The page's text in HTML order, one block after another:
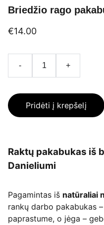
Briedžio rago
€14.00
- +
Pridėti į krepšelį
Raktų pakabukas iš
Danieliumi
Pagamintas iš natūraliai
rankų darbo pakabukas
paprastume, o jėga –